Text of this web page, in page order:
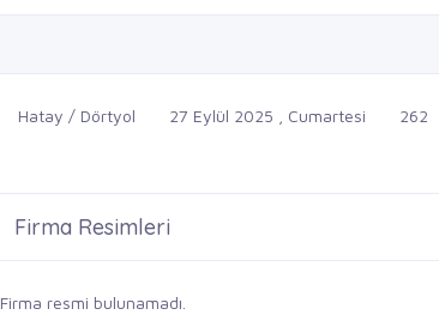
Hatay / Dörtyol 27 Eylül 2025 , Cumartesi 262
Firma Resimleri
Firma resmi bulunamadı.